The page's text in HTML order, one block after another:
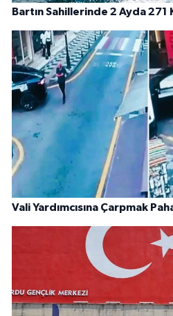
Bartın Sahillerinde 2 Ayda 271
Vali Yardımcısına Çarpmak